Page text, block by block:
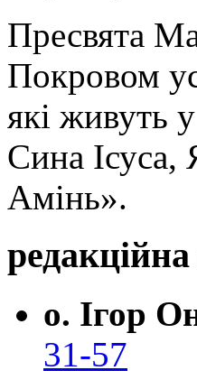
Пресвята
Покровом
які живуть
Сина
Амінь».
редакційна
о. Ігор
31-57